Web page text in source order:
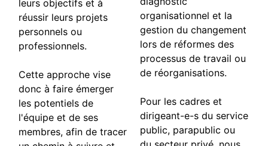
leurs objectifs et à
réussir leurs projets
personnels ou
professionnels.
Cette approche vise
donc à faire émerger
les potentiels de
l'équipe et de ses
membres, afin de tracer
organisationnel et la
gestion du changement
lors de réformes des
processus de travail ou
de réorganisations.
Pour les cadres et
dirigeant-e-s du service
public, parapublic ou